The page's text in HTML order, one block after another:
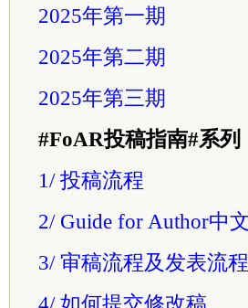
2025年第一期
2025年第二期
2025年第三期
#FoAR投稿指南#系列
1/ 投稿流程
2/ Guide for Author中
3/ 审稿流程及发表流程